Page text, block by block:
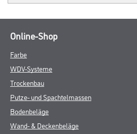
Online-Shop
Farbe
WDV-Systeme
Trockenbau
Putze- und Spachtelmassen
Bodenbeläge
Wand- & Deckenbeläge